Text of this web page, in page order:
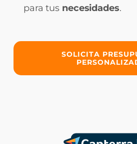
para tus necesidades.
SOLICITA